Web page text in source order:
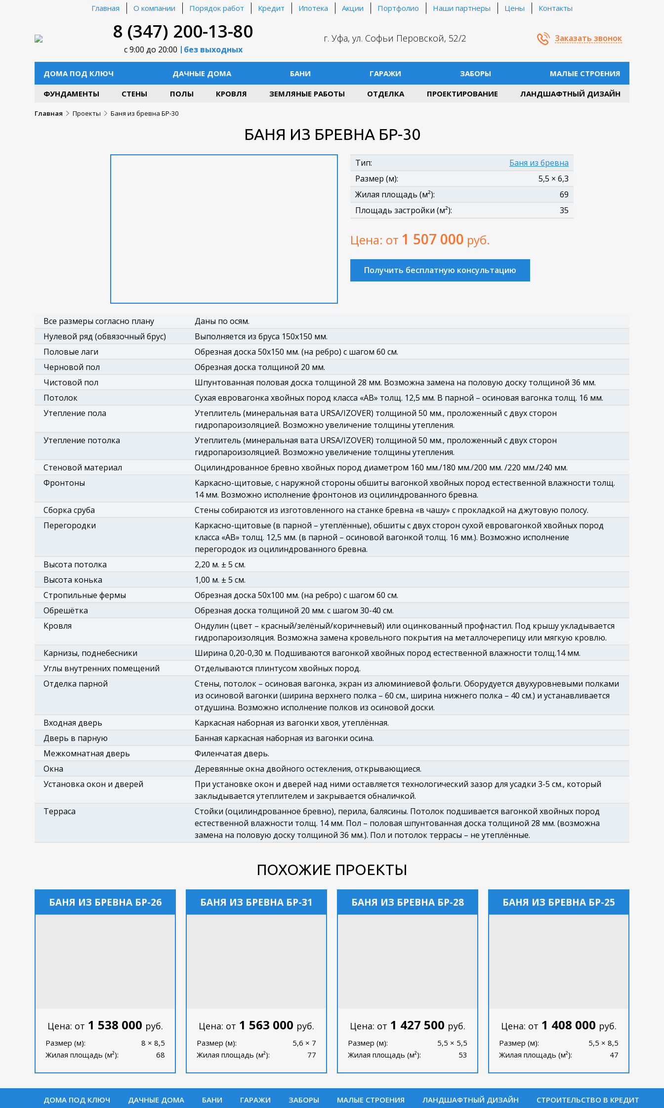
Главная О компании Порядок работ Кредит Ипотека Акции Портфолио Наши партнеры Цены Контакты
8 (347) 200-13-80
с 9:00 до 20:00 без выходных
г. Уфа, ул. Софьи Перовской, 52/2 Заказать звонок
ДОМА ПОД КЛЮЧ ДАЧНЫЕ ДОМА БАНИ ГАРАЖИ ЗАБОРЫ МАЛЫЕ СТРОЕНИЯ
ФУНДАМЕНТЫ СТЕНЫ ПОЛЫ КРОВЛЯ ЗЕМЛЯНЫЕ РАБОТЫ ОТДЕЛКА ПРОЕКТИРОВАНИЕ ЛАНДШАФТНЫЙ ДИЗАЙН
Главная Проекты Баня из бревна БР-30
БАНЯ ИЗ БРЕВНА БР-30
Тип:
Баня из бревна
Размер (м):
5,5 × 6,3
Жилая площадь (м²):
69
Площадь застройки (м²):
35
Цена: от 1 507 000 руб.
Получить бесплатную консультацию
Все размеры согласно плану
Даны по осям.
Нулевой ряд (обвязочный брус)
Выполняется из бруса 150х150 мм.
Половые лаги
Обрезная доска 50х150 мм. (на ребро) с шагом 60 см.
Черновой пол
Обрезная доска толщиной 20 мм.
Чистовой пол
Шпунтованная половая доска толщиной 28 мм. Возможна замена на половую доску толщиной 36 мм.
Потолок
Сухая евровагонка хвойных пород класса «АВ» толщ. 12,5 мм. В парной – осиновая вагонка толщ. 16 мм.
Утепление пола
Утеплитель (минеральная вата URSA/IZOVER) толщиной 50 мм., проложенный с двух сторон
гидропароизоляцией. Возможно увеличение толщины утепления.
Утепление потолка
Утеплитель (минеральная вата URSA/IZOVER) толщиной 50 мм., проложенный с двух сторон
гидропароизоляцией. Возможно увеличение толщины утепления.
Стеновой материал
Оцилиндрованное бревно хвойных пород диаметром 160 мм./180 мм./200 мм. /220 мм./240 мм.
Фронтоны
Каркасно-щитовые, с наружной стороны обшиты вагонкой хвойных пород естественной влажности толщ.
14 мм. Возможно исполнение фронтонов из оцилиндрованного бревна.
Сборка сруба
Стены собираются из изготовленного на станке бревна «в чашу» с прокладкой на джутовую полосу.
Перегородки
Каркасно-щитовые (в парной – утеплённые), обшиты с двух сторон сухой евровагонкой хвойных пород
класса «АВ» толщ. 12,5 мм. (в парной – осиновой вагонкой толщ. 16 мм.). Возможно исполнение
перегородок из оцилиндрованного бревна.
Высота потолка
2,20 м. ± 5 см.
Высота конька
1,00 м. ± 5 см.
Стропильные фермы
Обрезная доска 50х100 мм. (на ребро) с шагом 60 см.
Обрешётка
Обрезная доска толщиной 20 мм. с шагом 30-40 см.
Кровля
Ондулин (цвет – красный/зелёный/коричневый) или оцинкованный профнастил. Под крышу укладывается
гидропароизоляция. Возможна замена кровельного покрытия на металлочерепицу или мягкую кровлю.
Карнизы, поднебесники
Ширина 0,20-0,30 м. Подшиваются вагонкой хвойных пород естественной влажности толщ.14 мм.
Углы внутренних помещений
Отделываются плинтусом хвойных пород.
Отделка парной
Стены, потолок – осиновая вагонка, экран из алюминиевой фольги. Оборудуется двухуровневыми полками
из осиновой вагонки (ширина верхнего полка – 60 см., ширина нижнего полка – 40 см.) и устанавливается
отдушина. Возможно исполнение полков из осиновой доски.
Входная дверь
Каркасная наборная из вагонки хвоя, утеплённая.
Дверь в парную
Банная каркасная наборная из вагонки осина.
Межкомнатная дверь
Филенчатая дверь.
Окна
Деревянные окна двойного остекления, открывающиеся.
Установка окон и дверей
При установке окон и дверей над ними оставляется технологический зазор для усадки 3-5 см., который
заклыдывается утеплителем и закрывается обналичкой.
Терраса
Стойки (оцилиндрованное бревно), перила, балясины. Потолок подшивается вагонкой хвойных пород
естественной влажности толщ. 14 мм. Пол – половая шпунтованная доска толщиной 28 мм. (возможна
замена на половую доску толщиной 36 мм.). Пол и потолок террасы – не утеплённые.
ПОХОЖИЕ ПРОЕКТЫ
БАНЯ ИЗ БРЕВНА БР-26
Цена: от 1 538 000 руб.
Размер (м):
8 × 8,5
Жилая площадь (м²):
68
БАНЯ ИЗ БРЕВНА БР-31
Цена: от 1 563 000 руб.
Размер (м):
5,6 × 7
Жилая площадь (м²):
77
БАНЯ ИЗ БРЕВНА БР-28
Цена: от 1 427 500 руб.
Размер (м):
5,5 × 5,5
Жилая площадь (м²):
53
БАНЯ ИЗ БРЕВНА БР-25
Цена: от 1 408 000 руб.
Размер (м):
5,5 × 8,5
Жилая площадь (м²):
47
ДОМА ПОД КЛЮЧ ДАЧНЫЕ ДОМА БАНИ ГАРАЖИ ЗАБОРЫ МАЛЫЕ СТРОЕНИЯ ЛАНДШАФТНЫЙ ДИЗАЙН СТРОИТЕЛЬСТВО В КРЕДИТ